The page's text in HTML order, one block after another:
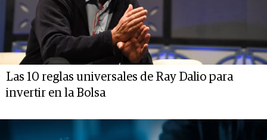
Las 10 reglas universales de Ray Dalio para
invertir en la Bolsa